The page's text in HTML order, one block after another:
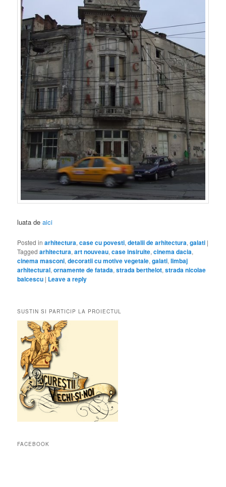
luata deaici
Posted in arhitectura,case cu povesti,detalii de arhitectura,galati |
Tagged arhitectura,art nouveau,case insiruite,cinema dacia,
cinema masconi,decoratii cu motive vegetale,galati,limbaj
arhitectural,ornamente de fatada,strada berthelot,strada nicolae
balcescu | Leave a reply
SUSTIN SI PARTICIP LA PROIECTUL
FACEBOOK